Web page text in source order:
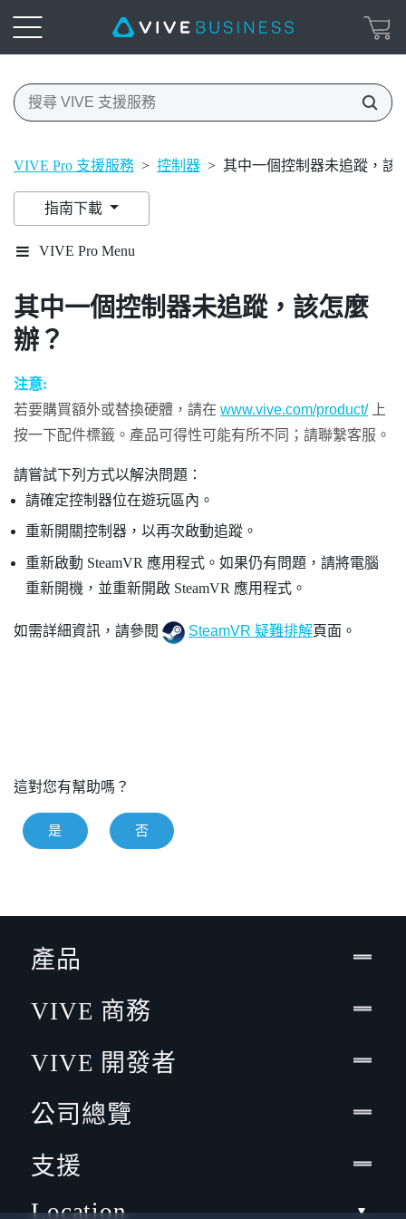
VIVE Pro 支援服務 > 控制器 > 其中一個控制器未追蹤，該
指南下載
VIVE Pro Menu
其中一個控制器未追蹤，該怎麼
辦？
注意:
若要購買額外或替換硬體，請在 www.vive.com/product/上
按一下配件標籤。產品可得性可能有所不同；請聯繫客服。
請嘗試下列方式以解決問題：
請確定控制器位在遊玩區內。
重新開關控制器，以再次啟動追蹤。
重新啟動 SteamVR 應用程式。如果仍有問題，請將電腦
重新開機，並重新開啟 SteamVR 應用程式。
如需詳細資訊，請參閱 SteamVR 疑難排解頁面。
這對您有幫助嗎？
是 否
產品
VIVE 商務
VIVE 開發者
公司總覽
支援
Location